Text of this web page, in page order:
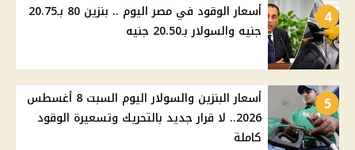
4
أسعار الوقود في مصر اليوم .. بنزين 80 بـ20.75
جنيه والسولار بـ20.50 جنيه
5
أسعار البنزين والسولار اليوم السبت 8 أغسطس
2026.. لا قرار جديد بالتحريك وتسعيرة الوقود
كاملة